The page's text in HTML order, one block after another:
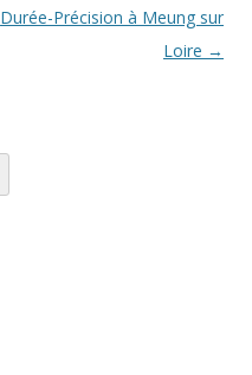
Durée-Précision à Meung sur
Loire →